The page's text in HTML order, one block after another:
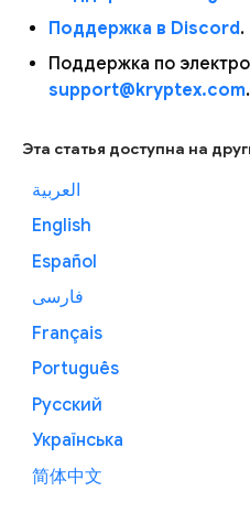
Поддержка в Discord.
Поддержка по
support@kryptex.com.
Эта статья доступна на
العربية
English
Español
فارسی
Français
Português
Русский
Українська
简体中文